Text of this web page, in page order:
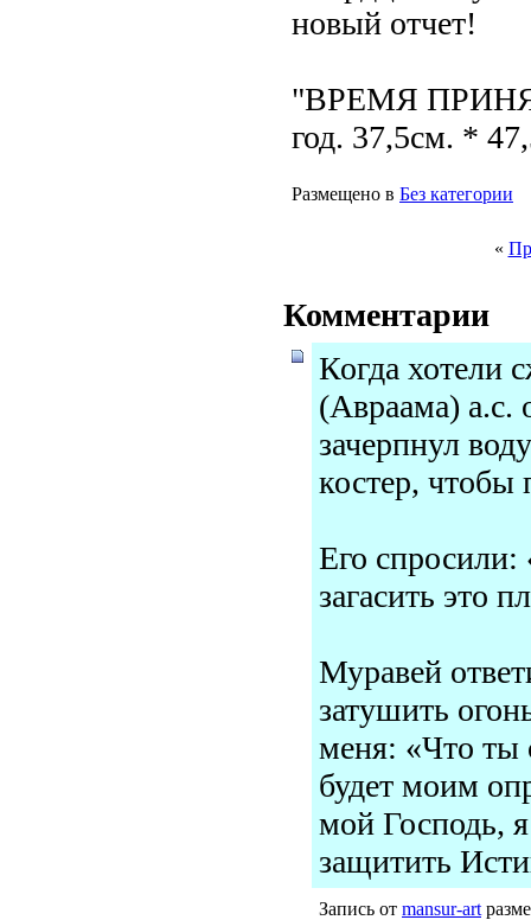
новый отчет!
"ВРЕМЯ
год. 37,5см. *
Размещено в Без категории
«
Комментарии
Когда хотели
(Авраама) а.с.
зачерпнул
костер, чтобы
Его спросили:
загасить это
Муравей
затушить
меня: «Что ты
будет моим
мой Господь,
защитить
Запись от mansur-art